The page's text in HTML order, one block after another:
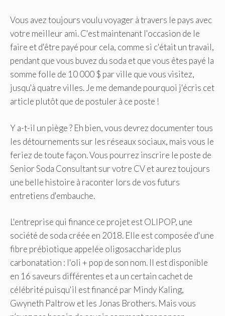
Vous avez toujours voulu voyager à travers le pays avec
votre meilleur ami. C'est maintenant l'occasion de le
faire et d'être payé pour cela, comme si c'était un travail,
pendant que vous buvez du soda et que vous êtes payé la
somme folle de 10 000 $ par ville que vous visitez,
jusqu'à quatre villes. Je me demande pourquoi j'écris cet
article plutôt que de postuler à ce poste !
Y a-t-il un piège ? Eh bien, vous devrez documenter tous
les détournements sur les réseaux sociaux, mais vous le
feriez de toute façon. Vous pourrez inscrire le poste de
Senior Soda Consultant sur votre CV et aurez toujours
une belle histoire à raconter lors de vos futurs
entretiens d'embauche.
L'entreprise qui finance ce projet est OLIPOP, une
société de soda créée en 2018. Elle est composée d'une
fibre prébiotique appelée oligosaccharide plus
carbonatation : l'oli + pop de son nom. Il est disponible
en 16 saveurs différentes et a un certain cachet de
célébrité puisqu'il est financé par Mindy Kaling,
Gwyneth Paltrow et les Jonas Brothers. Mais vous